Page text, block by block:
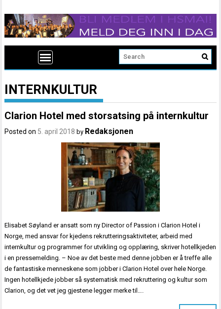
INTERNKULTUR
Clarion Hotel med storsatsing på internkultur
Posted on 5. april 2018 by Redaksjonen
Elisabet Søyland er ansatt som ny Director of Passion i Clarion Hotel i
Norge, med ansvar for kjedens rekrutteringsaktiviteter, arbeid med
internkultur og programmer for utvikling og opplæring, skriver hotellkjeden
i en pressemelding. – Noe av det beste med denne jobben er å treffe alle
de fantastiske menneskene som jobber i Clarion Hotel over hele Norge.
Ingen hotellkjede jobber så systematisk med rekruttering og kultur som
Clarion, og det vet jeg gjestene legger merke til….